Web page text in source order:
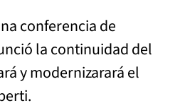
conferencia de
la continuidad del
y modernizarará el